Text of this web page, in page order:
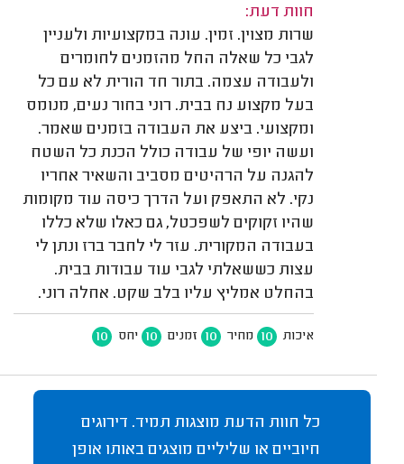
חוות דעת:
שרות מצוין. זמין. עונה במקצועיות ולעניין
לגבי כל שאלה החל מהזמנים לחומרים
ולעבודה עצמה. בתור חד הורית לא עם כל
בעל מקצוע נח בבית. רוני בחור נעים, מנומס
ומקצועי. ביצע את העבודה בזמנים שאמר.
ועשה יופי של עבודה כולל הכנת כל השטח
להגנה על הרהיטים מסביב והשאיר אחריו
נקי. לא התאפק ועל הדרך כיסה עוד מקומות
שהיו זקוקים לשפכטל, גם כאלו שלא כללו
בעבודה המקורית. עזר לי לחבר ברז ונתן לי
עצות כששאלתי לגבי עוד עבודות בבית.
בהחלט אמליץ עליו בלב שקט. אחלה רוני.
איכות 10 מחיר 10 זמנים 10 יחס 10
כל חוות הדעת מוצגות תמיד. דירוגים
חיוביים או שליליים מוצגים באותו אופן